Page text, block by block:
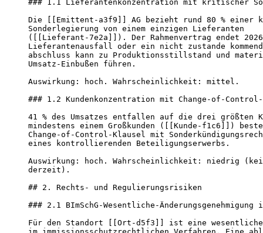
### 1.1 Lieferantenkonzentration mit kritischer
Die [[Emittent-a3f9]] AG bezieht rund 80 % einer
Sonderlegierung von einem einzigen Lieferanten
([[Lieferant-7e2a]]). Der Rahmenvertrag endet
Lieferantenausfall oder ein nicht zustande
abschluss kann zu Produktionsstillstand und
Umsatz-Einbußen führen.
Auswirkung: hoch. Wahrscheinlichkeit: mittel.
### 1.2 Kundenkonzentration mit Change-of-
41 % des Umsatzes entfallen auf die drei größten
mindestens einem Großkunden ([[Kunde-f1c6]])
Change-of-Control-Klausel mit
eines kontrollierenden Beteiligungserwerbs.
Auswirkung: hoch. Wahrscheinlichkeit: niedrig
derzeit).
## 2. Rechts- und Regulierungsrisiken
### 2.1 BImSchG-Wesentliche-Änderungsgenehmigung
Für den Standort [[Ort-d5f3]] ist eine wesentliche